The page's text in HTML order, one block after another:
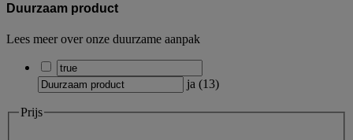
Duurzaam product
Lees meer over onze duurzame aanpak
ja (13)
Prijs